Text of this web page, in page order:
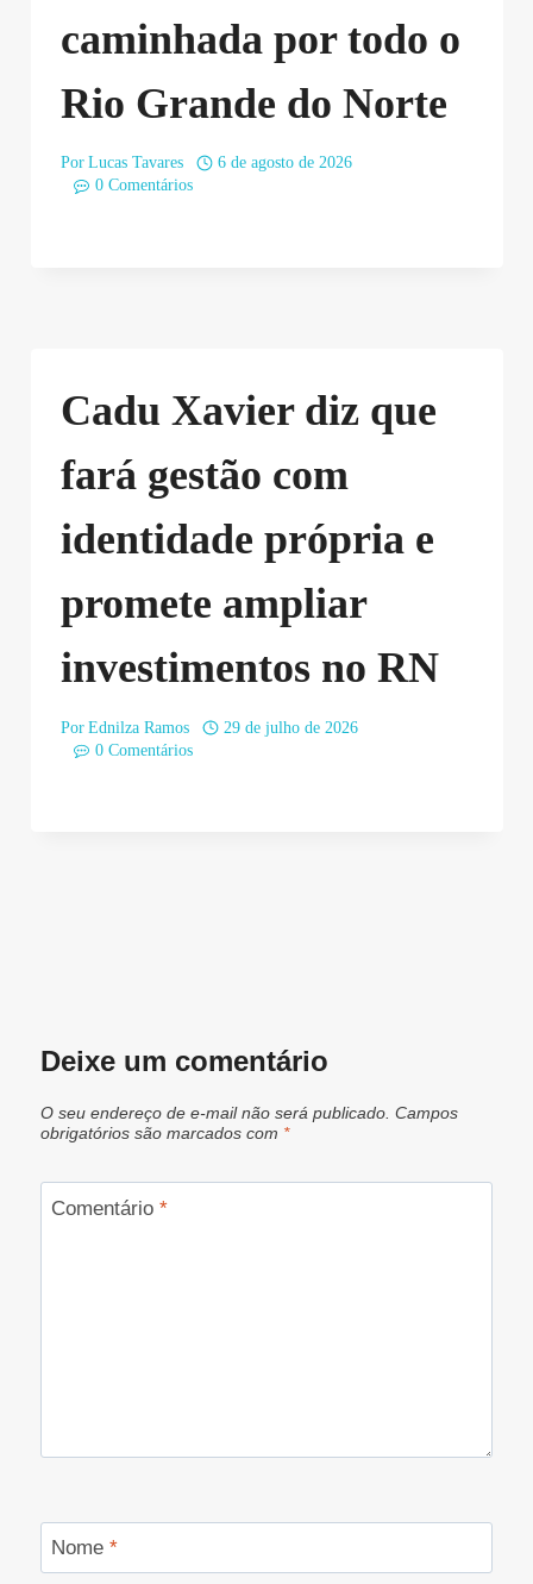
caminhada por todo o
Rio Grande do Norte
Por Lucas Tavares
6 de agosto de 2026
0 Comentários
Cadu Xavier diz que
fará gestão com
identidade própria e
promete ampliar
investimentos no RN
Por Ednilza Ramos
29 de julho de 2026
0 Comentários
Deixe um comentário
O seu endereço de e-mail não será publicado. Campos
obrigatórios são marcados com *
Comentário *
Nome *